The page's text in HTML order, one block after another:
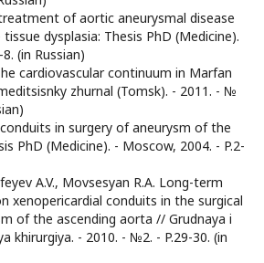
treatment of aortic aneurysmal disease
dysplasia: Thesis PhD (Medicine).
(in Russian)
cardiovascular continuum in Marfan
zhurnal (Tomsk). - 2011. - №
in surgery of aneurysm of the
PhD (Medicine). - Moscow, 2004. - P.2-
A.V., Movsesyan R.A. Long-term
xenopericardial conduits in the surgical
of the ascending aorta // Grudnaya i
khirurgiya. - 2010. - №2. - P.29-30. (in